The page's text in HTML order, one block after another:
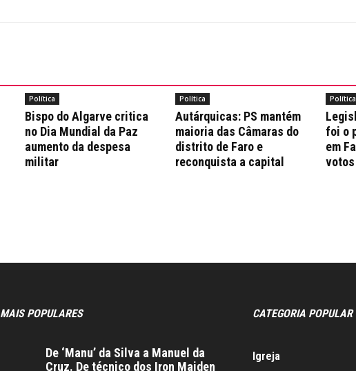
Política
Bispo do Algarve critica
no Dia Mundial da Paz
aumento da despesa
militar
Política
Autárquicas: PS mantém
maioria das Câmaras do
distrito de Faro e
reconquista a capital
Política
foi o
em
votos
POPULARES
De ‘Manu’ da Silva a Manuel da
Cruz. De técnico dos Iron Maiden
CATEGORIA POPULAR
Igreja